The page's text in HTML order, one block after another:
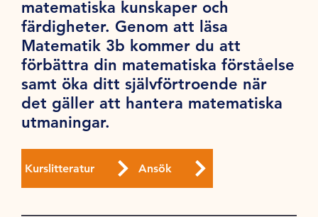
matematiska kunskaper och
färdigheter. Genom att läsa
Matematik 3b kommer du att
förbättra din matematiska förståelse
samt öka ditt självförtroende när
det gäller att hantera matematiska
utmaningar.
Kurslitteratur Ansök